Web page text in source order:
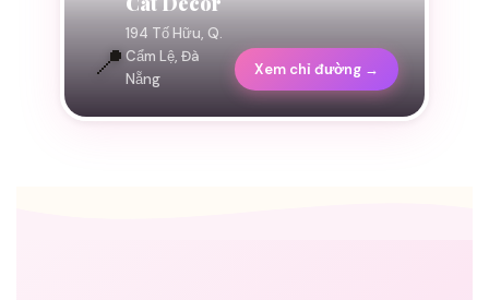
📍
194 Tố Hữu, Q.
Cẩm Lệ, Đà
Nẵng
Xem chỉ đường →